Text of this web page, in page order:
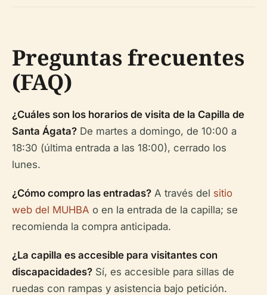
Preguntas frecuentes
(FAQ)
¿Cuáles son los horarios de visita de la Capilla de
Santa Ágata? De martes a domingo, de 10:00 a
18:30 (última entrada a las 18:00), cerrado los
lunes.
¿Cómo compro las entradas? A través del sitio
web del MUHBA o en la entrada de la capilla; se
recomienda la compra anticipada.
¿La capilla es accesible para visitantes con
discapacidades? Sí, es accesible para sillas de
ruedas con rampas y asistencia bajo petición.